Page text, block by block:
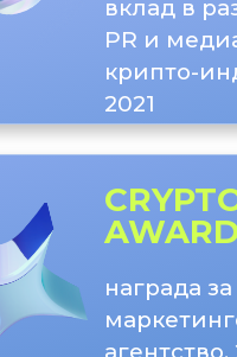
200+
публикаций в СМИ
с инфлюенсерами
PR
ХОЧУ ТАКЖЕ